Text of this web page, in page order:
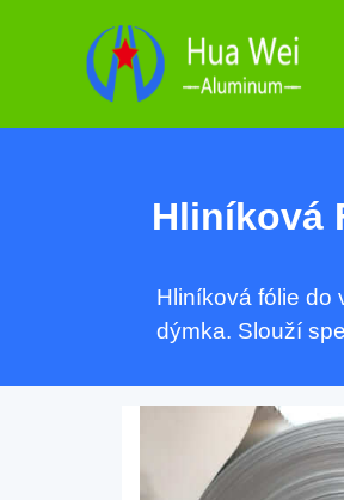
Hliníková
Hliníková fólie do
dýmka. Slouží